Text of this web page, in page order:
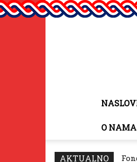
O NAMA
AKTUALNO